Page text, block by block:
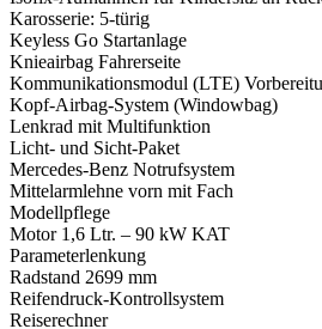
Karosserie: 5-türig
Keyless Go Startanlage
Knieairbag Fahrerseite
Kommunikationsmodul (LTE)
Kopf-Airbag-System (Windowbag)
Lenkrad mit Multifunktion
Licht- und Sicht-Paket
Mercedes-Benz Notrufsystem
Mittelarmlehne vorn mit Fach
Modellpflege
Motor 1,6 Ltr. – 90 kW KAT
Parameterlenkung
Radstand 2699 mm
Reifendruck-Kontrollsystem
Reiserechner